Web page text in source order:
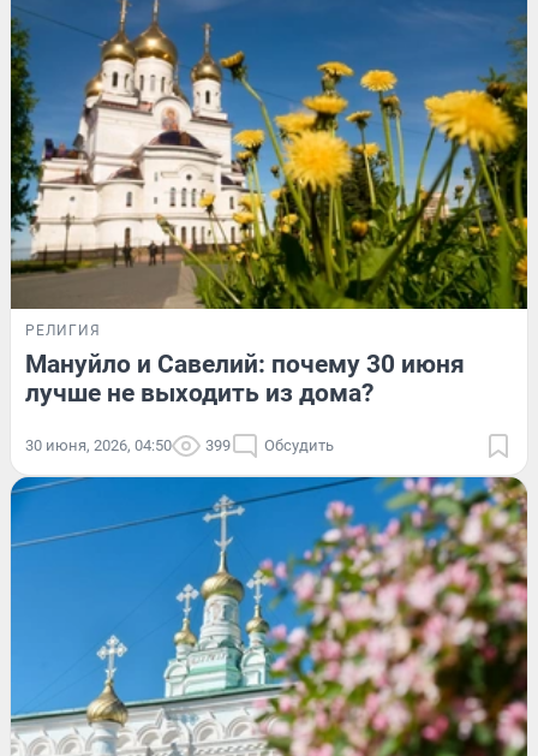
РЕЛИГИЯ
Мануйло и Савелий: почему 30 июня
лучше не выходить из дома?
30 июня, 2026, 04:50 399 Обсудить